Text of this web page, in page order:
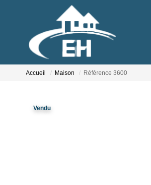
Accueil Maison Référence 3600
Vendu